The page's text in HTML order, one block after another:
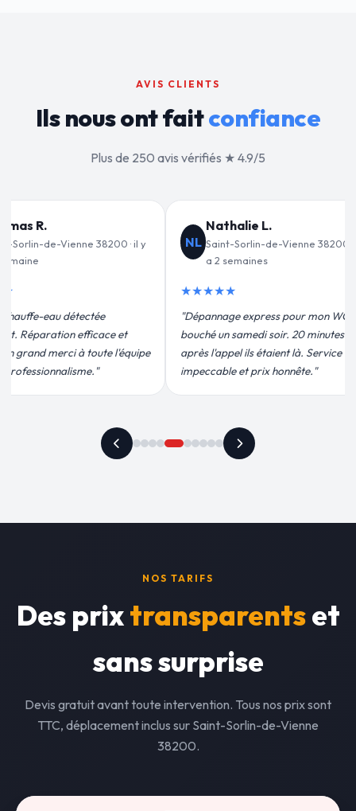
AVIS CLIENTS
Ils nous ont faitconfiance
Plus de 250 avis vérifiés ★ 4.9/5
L.
de-Vienne 38200 · il y
pour mon WC
soir. 20 minutes
étaient là. Service
prix honnête."
JF
Jean-François C.
Saint-Sorlin-de-Vienne 38200 · il y
a 3 semaines
★★★★★
"Remplacement de mon chauffe-eau en
moins de 2h. Équipe très pro, devis
conforme, chantier propre. Je
recommande vivement."
NOS TARIFS
Des prixtransparentset
sans surprise
Devis gratuit avant toute intervention. Tous nos prix sont
TTC, déplacement inclus sur Saint-Sorlin-de-Vienne
38200.